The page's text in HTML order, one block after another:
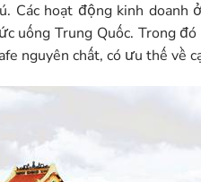
Các hoạt động kinh
uống Trung Quốc. Trong
nguyên chất, có ưu thế về